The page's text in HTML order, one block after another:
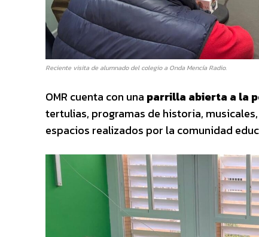
Reciente visita de alumnado del colegio a Onda Mencía Radio.
OMR cuenta con una parrilla abierta a la
tertulias, programas de historia,
espacios realizados por la comunidad